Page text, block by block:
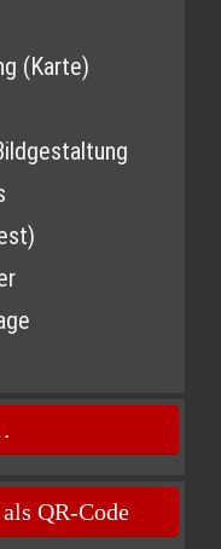
(Karte)
QR-Code